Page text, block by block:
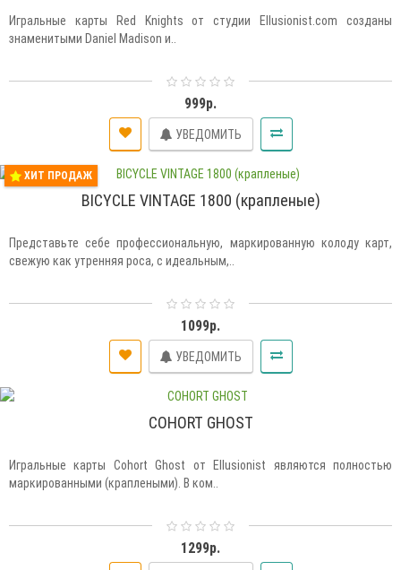
Игральные карты Red Knights от студии Ellusionist.com созданы
знаменитыми Daniel Madison и..
999р.
УВЕДОМИТЬ
ХИТ ПРОДАЖ
BICYCLE VINTAGE 1800 (крапленые)
Представьте себе профессиональную, маркированную колоду карт,
свежую как утренняя роса, с идеальным,..
1099р.
УВЕДОМИТЬ
COHORT GHOST
Игральные карты Cohort Ghost от Ellusionist являются полностью
маркированными (краплеными). В ком..
1299р.